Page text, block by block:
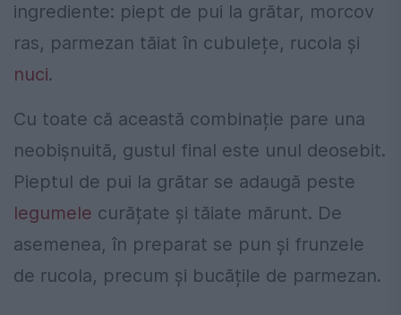
ingrediente: piept de pui la grătar, morcov
ras, parmezan tăiat în cubulețe, rucola și
nuci.
Cu toate că această combinație pare una
neobișnuită, gustul final este unul deosebit.
Pieptul de pui la grătar se adaugă peste
legumele curățate și tăiate mărunt. De
asemenea, în preparat se pun și frunzele
de rucola, precum și bucățile de parmezan.